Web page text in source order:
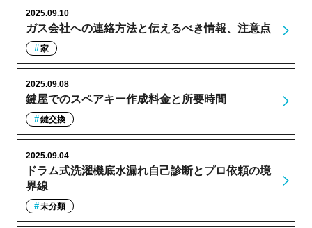
ガス会社への連絡方法と伝えるべき情報、注意点
2025.09.10
家
鍵屋でのスペアキー作成料金と所要時間
2025.09.08
鍵交換
ドラム式洗濯機底水漏れ自己診断とプロ依頼の境
界線
2025.09.04
未分類